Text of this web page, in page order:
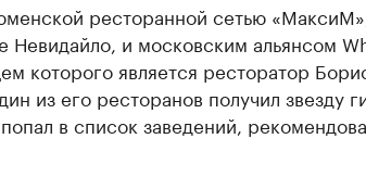
ресторанной сетью «МаксиМ»,
и московским альянсом
которого является ресторатор
из его ресторанов получил звезду
в список заведений,